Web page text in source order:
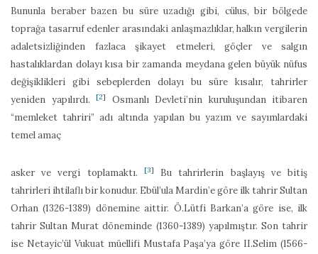
Bununla beraber bazen bu süre uzadığı gibi, cülus, bir bölgede
toprağa tasarruf edenler arasındaki anlaşmazlıklar, halkın vergilerin
adaletsizliğinden fazlaca şikayet etmeleri, göçler ve salgın
hastalıklardan dolayı kısa bir zamanda meydana gelen büyük nüfus
değişiklikleri gibi sebeplerden dolayı bu süre kısalır, tahrirler
yeniden yapılırdı.
[2]
Osmanlı Devleti’nin kuruluşundan itibaren
“memleket tahriri” adı altında yapılan bu yazım ve sayımlardaki
temel amaç
asker ve vergi toplamaktı. [3]
Bu tahrirlerin başlayış ve bitiş
tahrirleri ihtilaflı bir konudur. Ebül’ula Mardin’e göre ilk tahrir Sultan
Orhan (1326-1389) dönemine aittir. Ö.Lütfi Barkan’a göre ise, ilk
tahrir Sultan Murat döneminde (1360-1389) yapılmıştır. Son tahrir
ise Netayic’ül Vukuat müellifi Mustafa Paşa’ya göre II.Selim (1566-